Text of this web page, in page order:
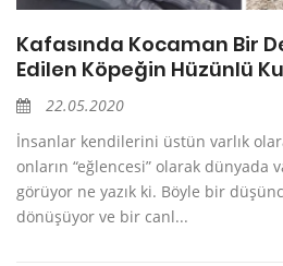
Kafasında Kocaman Bir
Edilen Köpeğin Hüzünlü
22.05.2020
İnsanlar kendilerini üstün varlık
onların “eğlencesi” olarak dünyada
görüyor ne yazık ki. Böyle bir
dönüşüyor ve bir canl...